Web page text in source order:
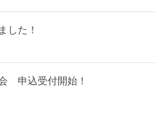
した！
申込受付開始！